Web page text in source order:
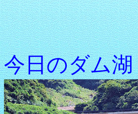
今日のダム湖